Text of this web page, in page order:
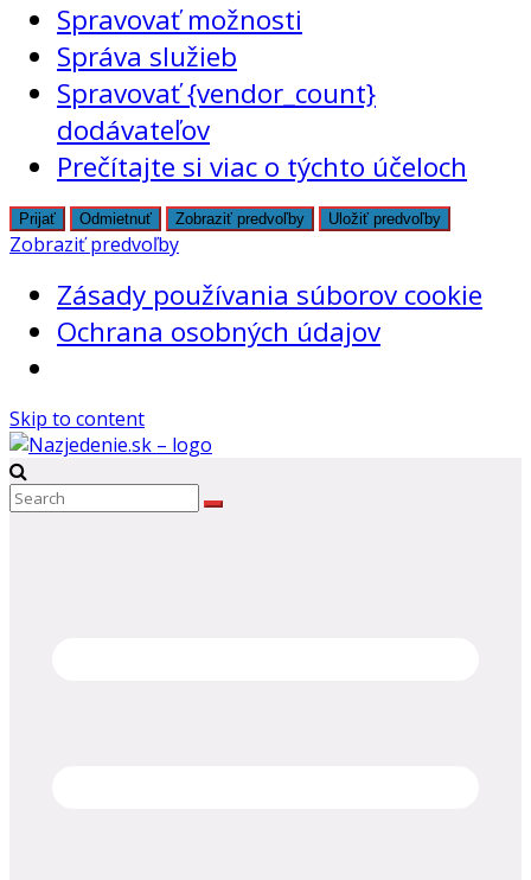
Spravovať možnosti
Správa služieb
Spravovať {vendor_count}
dodávateľov
Prečítajte si viac o týchto účeloch
Prijať Odmietnuť Zobraziť predvoľby Uložiť predvoľby
Zobraziť predvoľby
Zásady používania súborov cookie
Ochrana osobných údajov
Skip to content